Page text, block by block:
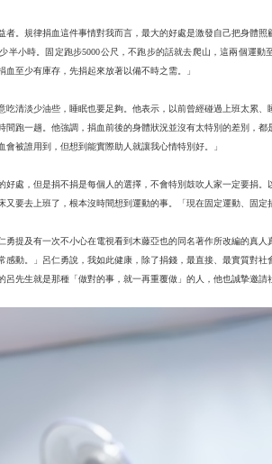
者。規律捐血這件事情對我而言，最大的好處是激發自己把身體
半小時。固定跑步5000公尺，不跑步的話就去爬山，這兩個運
至少有庫存，先捐起來放著以備不時之需。」
吃清淡少油些，睡眠也要足夠。他表示，以前曾經碰過上班太累
間跑一趟。他強調，捐血前後的身體狀況並沒有太特別的差別，
會被誰用到，但想到能實際助人就讓我心情特別好。」
好處，但是捐不捐是每個人的選擇，不會特別鼓吹人家一定要捐
又要去上班了，根本沒時間想到運動的事。「現在固定運動、固定
勇提及有一次不小心在電視看到木藤亞也的同名著作所改編的真
感動。」呂仁勇說，我如此健康，除了捐錢，最直接、最實質對
呂先生就是那種「做對的事，就一再重覆做」的人，他也誠摯邀請